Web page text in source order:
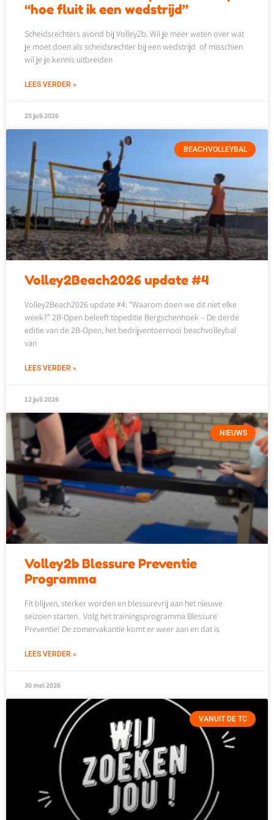
“hoe fluit ik een wedstrijd”
Scheidsrechters avond bij Volley2b. Wil je meer weten over wat
je moet doen als scheidsrechter bij een wedstrijd of misschien
wil je je kennis uitbreiden
LEES VERDER »
25 juli 2026
BEACHVOLLEYBAL
Volley2Beach2026 update #4
Volley2Beach2026 update #4: “Waarom doen we dit niet elke
week?” 2B-Open beleeft topeditie Bergschenhoek – De derde
editie van de 2B-Open, het bedrijventoernooi beachvolleybal
van
LEES VERDER »
12 juli 2026
NIEUWS
Volley2b Blessure Preventie
Programma
Fit blijven, sterker worden en blessurevrij aan het nieuwe
seizoen starten. Volg het trainingsprogramma Blessure
Preventie! De zomervakantie komt er weer aan en dat is
LEES VERDER »
30 mei 2026
VANUIT DE TC